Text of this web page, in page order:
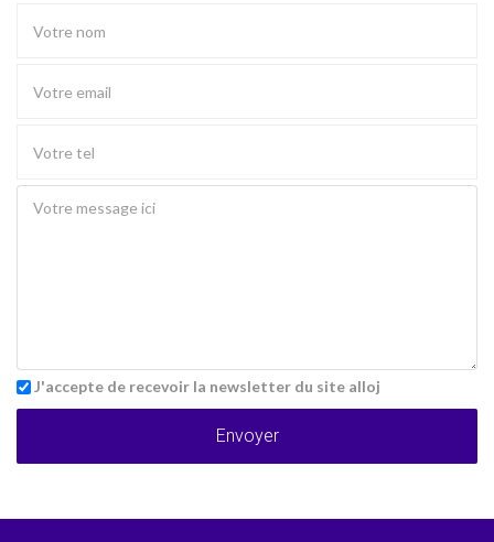
J'accepte de recevoir la newsletter du site alloj
Envoyer